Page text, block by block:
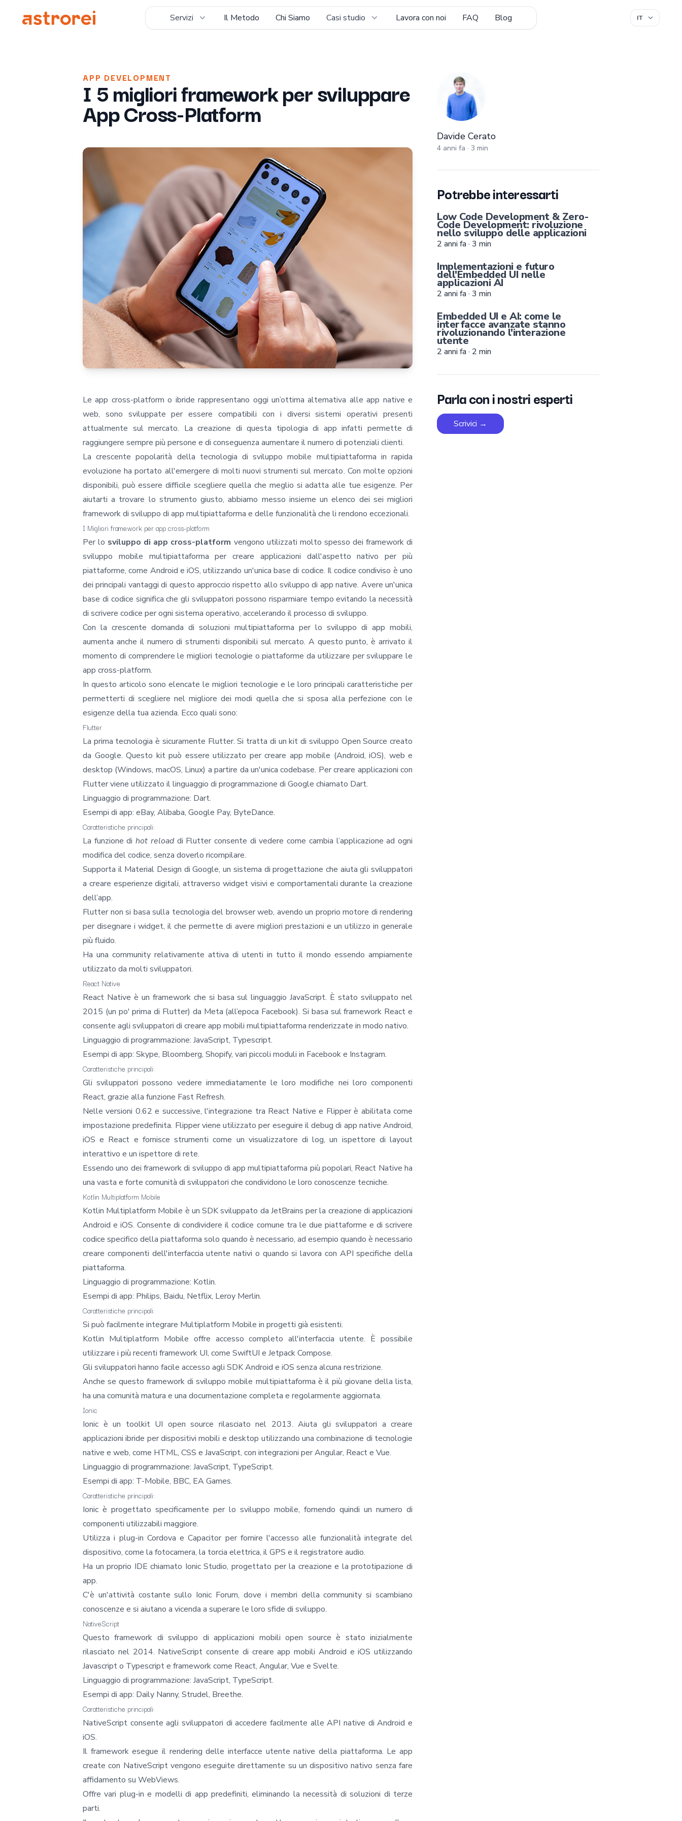
Astrorei Servizi Il Metodo Chi Siamo Casi studio Lavora con noi FAQ Blog
APP DEVELOPMENT
I 5 migliori framework per sviluppare
App Cross-Platform
Le app cross-platform o ibride rappresentano oggi un’ottima alternativa alle app native e
web, sono sviluppate per essere compatibili con i diversi sistemi operativi presenti
attualmente sul mercato. La creazione di questa tipologia di app infatti permette di
raggiungere sempre più persone e di conseguenza aumentare il numero di potenziali clienti.
La crescente popolarità della tecnologia di sviluppo mobile multipiattaforma in rapida
evoluzione ha portato all'emergere di molti nuovi strumenti sul mercato. Con molte opzioni
disponibili, può essere difficile scegliere quella che meglio si adatta alle tue esigenze. Per
aiutarti a trovare lo strumento giusto, abbiamo messo insieme un elenco dei sei migliori
framework di sviluppo di app multipiattaforma e delle funzionalità che li rendono eccezionali.
I Migliori framework per app cross-platform
Per lo sviluppo di app cross-platform vengono utilizzati molto spesso dei framework di
sviluppo mobile multipiattaforma per creare applicazioni dall'aspetto nativo per più
piattaforme, come Android e iOS, utilizzando un'unica base di codice. Il codice condiviso è uno
dei principali vantaggi di questo approccio rispetto allo sviluppo di app native. Avere un'unica
base di codice significa che gli sviluppatori possono risparmiare tempo evitando la necessità
di scrivere codice per ogni sistema operativo, accelerando il processo di sviluppo.
Con la crescente domanda di soluzioni multipiattaforma per lo sviluppo di app mobili,
aumenta anche il numero di strumenti disponibili sul mercato. A questo punto, è arrivato il
momento di comprendere le migliori tecnologie o piattaforme da utilizzare per sviluppare le
app cross-platform.
In questo articolo sono elencate le migliori tecnologie e le loro principali caratteristiche per
permetterti di scegliere nel migliore dei modi quella che si sposa alla perfezione con le
esigenze della tua azienda. Ecco quali sono:
Flutter
La prima tecnologia è sicuramente Flutter. Si tratta di un kit di sviluppo Open Source creato
da Google. Questo kit può essere utilizzato per creare app mobile (Android, iOS), web e
desktop (Windows, macOS, Linux) a partire da un'unica codebase. Per creare applicazioni con
Flutter viene utilizzato il linguaggio di programmazione di Google chiamato Dart.
Linguaggio di programmazione: Dart.
Esempi di app: eBay, Alibaba, Google Pay, ByteDance.
Caratteristiche principali:
La funzione dihot reloaddi Flutter consente di vedere come cambia l’applicazione ad ogni
modifica del codice, senza doverlo ricompilare.
Supporta il Material Design di Google, un sistema di progettazione che aiuta gli sviluppatori
a creare esperienze digitali, attraverso widget visivi e comportamentali durante la creazione
dell’app.
Flutter non si basa sulla tecnologia del browser web, avendo un proprio motore di rendering
per disegnare i widget, il che permette di avere migliori prestazioni e un utilizzo in generale
più fluido.
Ha una community relativamente attiva di utenti in tutto il mondo essendo ampiamente
utilizzato da molti sviluppatori.
React Native
React Native è un framework che si basa sul linguaggio JavaScript. È stato sviluppato nel
2015 (un po' prima di Flutter) da Meta (all’epoca Facebook). Si basa sul framework React e
consente agli sviluppatori di creare app mobili multipiattaforma renderizzate in modo nativo.
Linguaggio di programmazione: JavaScript, Typescript.
Esempi di app: Skype, Bloomberg, Shopify, vari piccoli moduli in Facebook e Instagram.
Caratteristiche principali:
Gli sviluppatori possono vedere immediatamente le loro modifiche nei loro componenti
React, grazie alla funzione Fast Refresh.
Nelle versioni 0.62 e successive, l'integrazione tra React Native e Flipper è abilitata come
impostazione predefinita. Flipper viene utilizzato per eseguire il debug di app native Android,
iOS e React e fornisce strumenti come un visualizzatore di log, un ispettore di layout
interattivo e un ispettore di rete.
Essendo uno dei framework di sviluppo di app multipiattaforma più popolari, React Native ha
una vasta e forte comunità di sviluppatori che condividono le loro conoscenze tecniche.
Kotlin Multiplatform Mobile
Kotlin Multiplatform Mobile è un SDK sviluppato da JetBrains per la creazione di applicazioni
Android e iOS. Consente di condividere il codice comune tra le due piattaforme e di scrivere
codice specifico della piattaforma solo quando è necessario, ad esempio quando è necessario
creare componenti dell'interfaccia utente nativi o quando si lavora con API specifiche della
piattaforma.
Linguaggio di programmazione: Kotlin.
Esempi di app: Philips, Baidu, Netflix, Leroy Merlin.
Caratteristiche principali:
Si può facilmente integrare Multiplatform Mobile in progetti già esistenti.
Kotlin Multiplatform Mobile offre accesso completo all'interfaccia utente. È possibile
utilizzare i più recenti framework UI, come SwiftUI e Jetpack Compose.
Gli sviluppatori hanno facile accesso agli SDK Android e iOS senza alcuna restrizione.
Anche se questo framework di sviluppo mobile multipiattaforma è il più giovane della lista,
ha una comunità matura e una documentazione completa e regolarmente aggiornata.
Ionic
Ionic è un toolkit UI open source rilasciato nel 2013. Aiuta gli sviluppatori a creare
applicazioni ibride per dispositivi mobili e desktop utilizzando una combinazione di tecnologie
native e web, come HTML, CSS e JavaScript, con integrazioni per Angular, React e Vue.
Linguaggio di programmazione: JavaScript, TypeScript.
Esempi di app: T-Mobile, BBC, EA Games.
Caratteristiche principali:
Ionic è progettato specificamente per lo sviluppo mobile, fornendo quindi un numero di
componenti utilizzabili maggiore.
Utilizza i plug-in Cordova e Capacitor per fornire l'accesso alle funzionalità integrate del
dispositivo, come la fotocamera, la torcia elettrica, il GPS e il registratore audio.
Ha un proprio IDE chiamato Ionic Studio, progettato per la creazione e la prototipazione di
app.
C'è un'attività costante sullo Ionic Forum, dove i membri della community si scambiano
conoscenze e si aiutano a vicenda a superare le loro sfide di sviluppo.
NativeScript
Questo framework di sviluppo di applicazioni mobili open source è stato inizialmente
rilasciato nel 2014. NativeScript consente di creare app mobili Android e iOS utilizzando
Javascript o Typescript e framework come React, Angular, Vue e Svelte.
Linguaggio di programmazione: JavaScript, TypeScript.
Esempi di app: Daily Nanny, Strudel, Breethe.
Caratteristiche principali:
NativeScript consente agli sviluppatori di accedere facilmente alle API native di Android e
iOS.
Il framework esegue il rendering delle interfacce utente native della piattaforma. Le app
create con NativeScript vengono eseguite direttamente su un dispositivo nativo senza fare
affidamento su WebViews.
Offre vari plug-in e modelli di app predefiniti, eliminando la necessità di soluzioni di terze
parti.
Davide Cerato
Davide Cerato
4 anni fa · 3 min
Potrebbe interessarti
Low Code Development & Zero-
Code Development: rivoluzione
nello sviluppo delle applicazioni
2 anni fa · 3 min
Implementazioni e futuro
dell'Embedded UI nelle
applicazioni AI
2 anni fa · 3 min
Embedded UI e AI: come le
interfacce avanzate stanno
rivoluzionando l'interazione
utente
2 anni fa · 2 min
Parla con i nostri esperti
Scrivici →